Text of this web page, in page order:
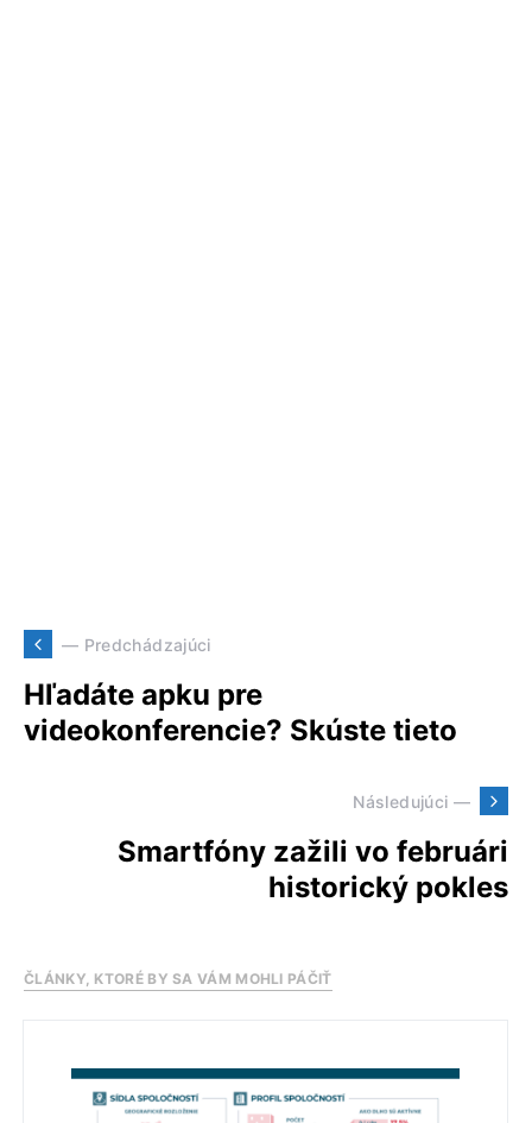
— Predchádzajúci
Hľadáte apku pre
videokonferencie? Skúste tieto
Následujúci —
Smartfóny zažili vo februári
historický pokles
ČLÁNKY, KTORÉ BY SA VÁM MOHLI PÁČIŤ